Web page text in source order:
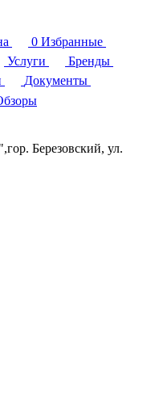
0 Избранные
Услуги
Бренды
Документы
Березовский, ул.